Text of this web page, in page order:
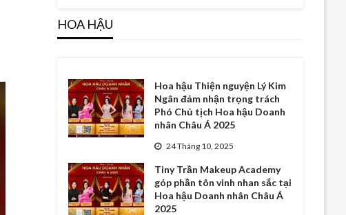
HOA HẬU
Hoa hậu Thiện nguyện Lý Kim
Ngân đảm nhận trọng trách
Phó Chủ tịch Hoa hậu Doanh
nhân Châu Á 2025
24 Tháng 10, 2025
Tiny Trần Makeup Academy
góp phần tôn vinh nhan sắc tại
Hoa hậu Doanh nhân Châu Á
2025